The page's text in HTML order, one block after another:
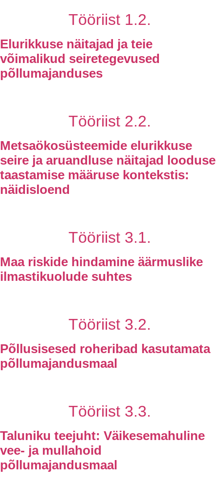
Tööriist 1.2.
Elurikkuse näitajad ja teie
võimalikud seiretegevused
põllumajanduses
Tööriist 2.2.
Metsaökosüsteemide elurikkuse
seire ja aruandluse näitajad looduse
taastamise määruse kontekstis:
näidisloend
Tööriist 3.1.
Maa riskide hindamine äärmuslike
ilmastikuolude suhtes
Tööriist 3.2.
Põllusisesed roheribad kasutamata
põllumajandusmaal
Tööriist 3.3.
Taluniku teejuht: Väikesemahuline
vee- ja mullahoid
põllumajandusmaal